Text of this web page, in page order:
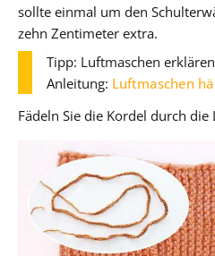
sollte einmal um den
zehn Zentimeter extra.
Tipp: Luftmaschen
Anleitung: Luftmaschen
Fädeln Sie die Kordel durch die